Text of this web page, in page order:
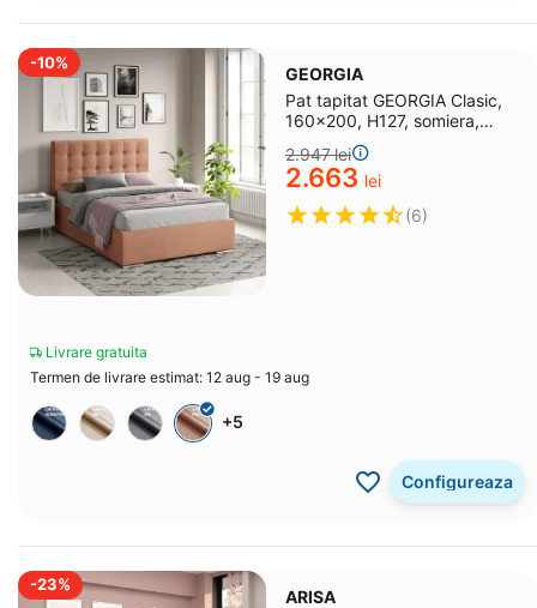
-10%
GEORGIA
Pat tapitat GEORGIA Clasic,
160x200, H127, somiera,
catifea Roz
2.947lei
2.663 lei
(6)
Livrare gratuita
Termen de livrare estimat: 12 aug - 19 aug
+5
Configureaza
-23%
ARISA